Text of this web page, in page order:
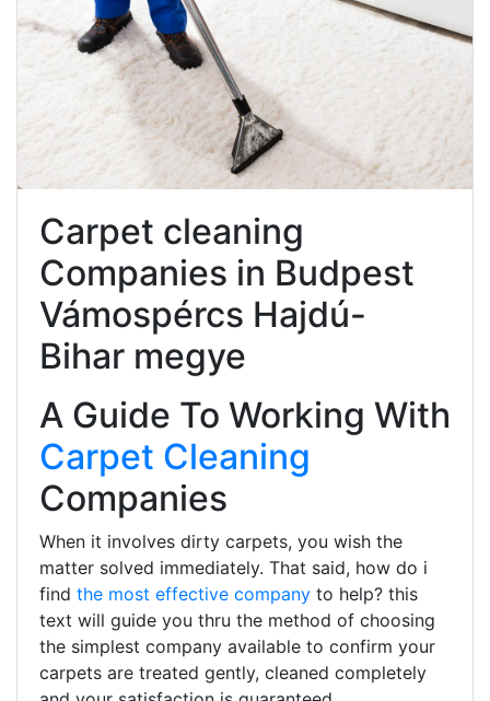
Carpet cleaning
Companies in Budpest
Vámospércs Hajdú-
Bihar megye
A Guide To Working With
Carpet Cleaning
Companies
When it involves dirty carpets, you wish the
matter solved immediately. That said, how do i
find the most effective company to help? this
text will guide you thru the method of choosing
the simplest company available to confirm your
carpets are treated gently, cleaned completely